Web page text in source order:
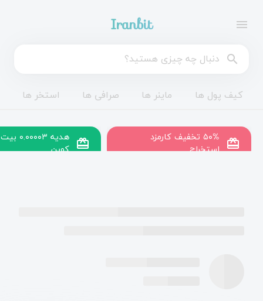
menu
Iranbit
search
کیف پول ها ماینر ها صرافی ها استخر ها
redeem
۵۰% تخفیف کارمزد
استخراج
redeem
هدیه ۰.۰۰۰۰۳ بیت
کوین